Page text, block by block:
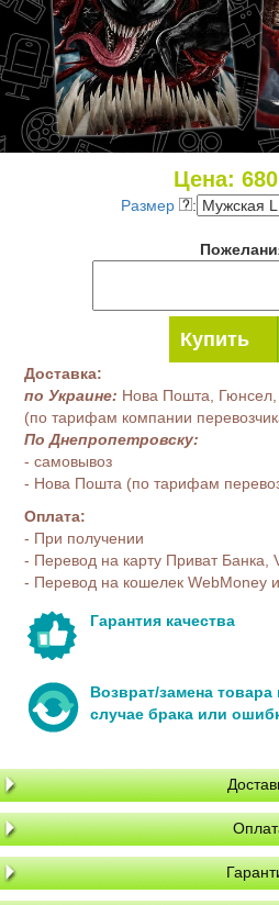
Цена: 680
Размер :
Купить
Доставка:
по Украине: Нова Пошта, Гюнсел,
(по тарифам компании
По Днепропетровску:
- самовывоз
- Нова Пошта (по тарифам
Оплата:
- При получении
- Перевод на карту Приват Банка,
- Перевод на кошелек WebMoney
Гарантия качества
Возврат/замена товара
случае брака или